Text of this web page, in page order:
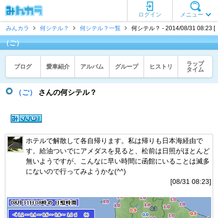
メニュー
ログイン
みんカラ
何シテル？ 何シテル？一覧 何シテル？ - 2014/08/31 08:23 [
（ご）
ブログ 愛車紹介 アルバム グループ ヒストリ
ラップ
タイム
（ご） さんの何シテル？
ホテルで解散して各自帰ります。私は帰りも日本海経由で
す。給油ついでにアメダスを見ると、松前は日照がほとんど
無いようですが、こんなに早い時間に函館にいることは滅多
にないので行ってみようかな(^^)
[08/31 08:23]